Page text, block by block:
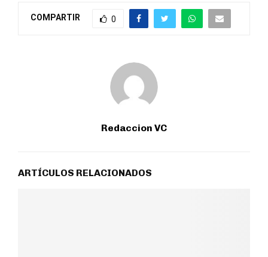
COMPARTIR 0
Redaccion VC
ARTÍCULOS RELACIONADOS